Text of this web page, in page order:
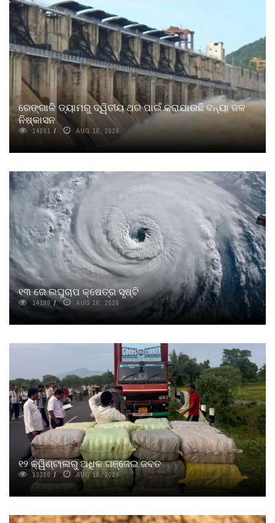
ରେଙ୍ଗାଳି ଡ୍ୟାମରୁ ଦ୍ୱିତୀୟ ଥର ପାଇଁ କରାଯାଉଛି ବନ୍ୟା ଜଳ
ନିଷ୍କାସନ
14261 AUG 10, 2026
୧୩ ରେ ଲଘୁଚାପ କ୍ଷେତ୍ର ସୃଷ୍ଟି
14199 AUG 10, 2026
୧୨ କ୍ୱିଣ୍ଟାଲରୁ ଅଧିକ ଗଞ୍ଜେଇ ଜବତ
13380 AUG 10, 2026